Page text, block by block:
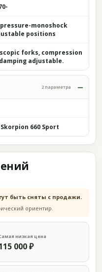
monoshock
positions
forks, compression
adjustable.
2 параметра
660 Sport
быть сняты с продажи.
ориентир.
низкая цена
000 ₽